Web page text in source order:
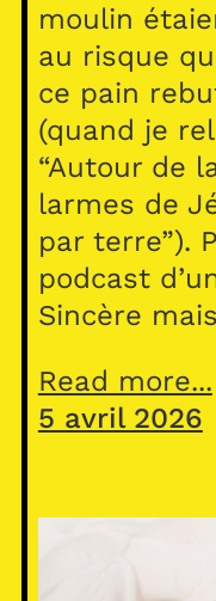
moulin
au risque
ce pain
(quand je
“Autour de
larmes de
par terre”).
podcast
Sincère
Read more...
5 avril 2026